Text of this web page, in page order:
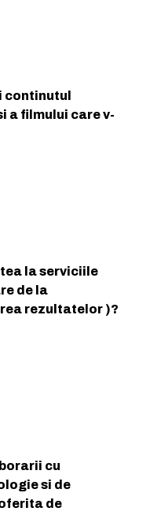
continutul
a filmului care v-
la serviciile
de la
rezultatelor )?
cu
si de
de